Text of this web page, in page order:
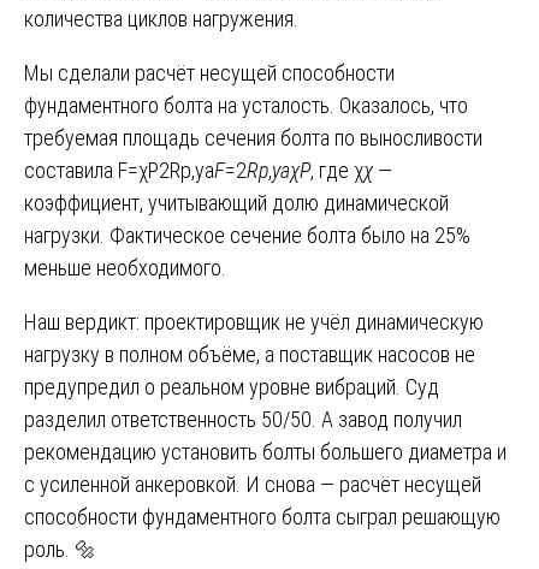
количества циклов нагружения.
Мы сделали расчёт несущей способности
фундаментного болта на усталость. Оказалось, что
требуемая площадь сечения болта по выносливости
составила F=χP2Rp,yaF=2Rp,yaχP​, где χχ —
коэффициент, учитывающий долю динамической
нагрузки. Фактическое сечение болта было на 25%
меньше необходимого.
Наш вердикт: проектировщик не учёл динамическую
нагрузку в полном объёме, а поставщик насосов не
предупредил о реальном уровне вибраций. Суд
разделил ответственность 50/50. А завод получил
рекомендацию установить болты большего диаметра и
с усиленной анкеровкой. И снова — расчёт несущей
способности фундаментного болта сыграл решающую
роль. 🔩